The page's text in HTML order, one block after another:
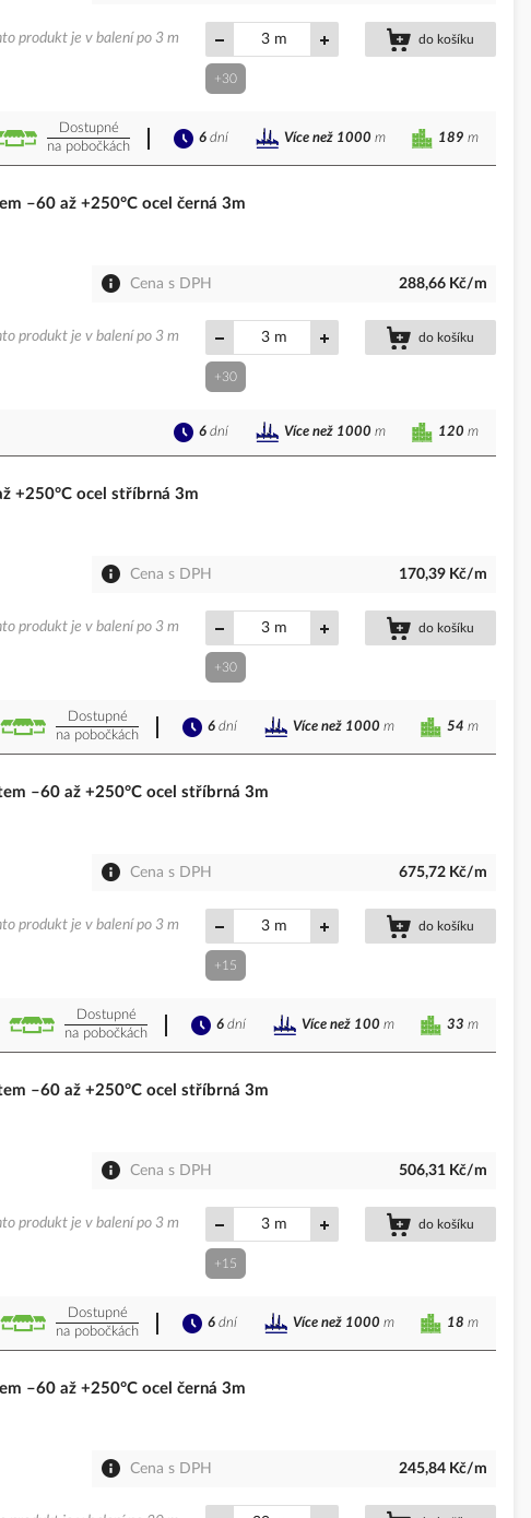
m do košíku
+30
produkt je v balení po 3 m
Dostupné
na pobočkách
189 m
6 dní Více než 1000 m
–60 až +250°C ocel černá 3m
Cena s DPH 288,66 Kč/m
m do košíku
+30
produkt je v balení po 3 m
120 m
6 dní Více než 1000 m
+250°C ocel stříbrná 3m
Cena s DPH 170,39 Kč/m
m do košíku
+30
produkt je v balení po 3 m
Dostupné
na pobočkách
54 m
6 dní Více než 1000 m
–60 až +250°C ocel stříbrná 3m
Cena s DPH 675,72 Kč/m
m do košíku
+15
produkt je v balení po 3 m
Dostupné
na pobočkách
33 m
6 dní Více než 100 m
–60 až +250°C ocel stříbrná 3m
Cena s DPH 506,31 Kč/m
m do košíku
+15
produkt je v balení po 3 m
Dostupné
na pobočkách
18 m
6 dní Více než 1000 m
–60 až +250°C ocel černá 3m
Cena s DPH 245,84 Kč/m